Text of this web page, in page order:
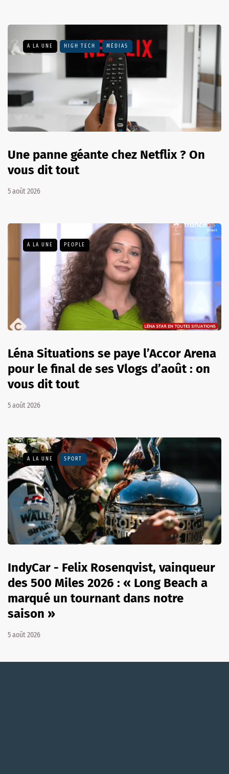
A LA UNE HIGH TECH MÉDIAS
Une panne géante chez Netflix ? On
vous dit tout
5 août 2026
A LA UNE PEOPLE
Léna Situations se paye l’Accor Arena
pour le final de ses Vlogs d’août : on
vous dit tout
5 août 2026
A LA UNE SPORT
IndyCar - Felix Rosenqvist, vainqueur
des 500 Miles 2026 : « Long Beach a
marqué un tournant dans notre
saison »
5 août 2026